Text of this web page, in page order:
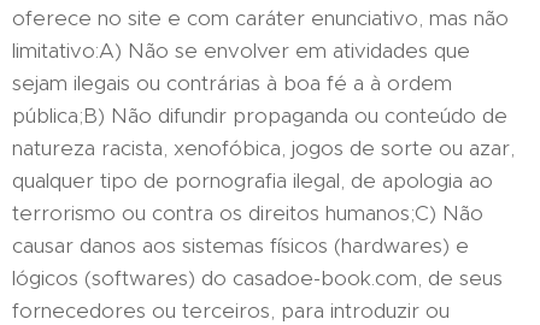
oferece no site e com caráter enunciativo, mas não
limitativo:A) Não se envolver em atividades que
sejam ilegais ou contrárias à boa fé a à ordem
pública;B) Não difundir propaganda ou conteúdo de
natureza racista, xenofóbica, jogos de sorte ou azar,
qualquer tipo de pornografia ilegal, de apologia ao
terrorismo ou contra os direitos humanos;C) Não
causar danos aos sistemas físicos (hardwares) e
lógicos (softwares) do casadoe-book.com, de seus
fornecedores ou terceiros, para introduzir ou